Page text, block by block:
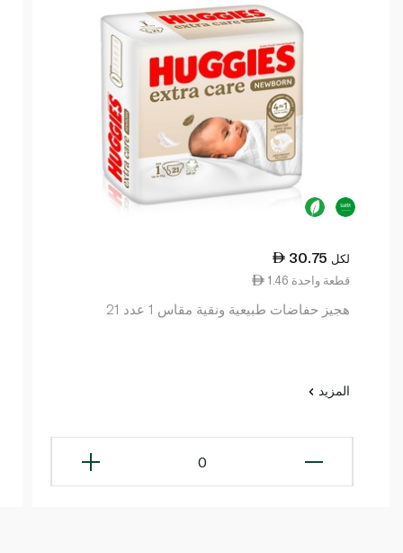
30.75 لكل
1.46 قطعة واحدة
هجيز حفاضات طبيعية ونقية مقاس 1 عدد 21
المزيد
0